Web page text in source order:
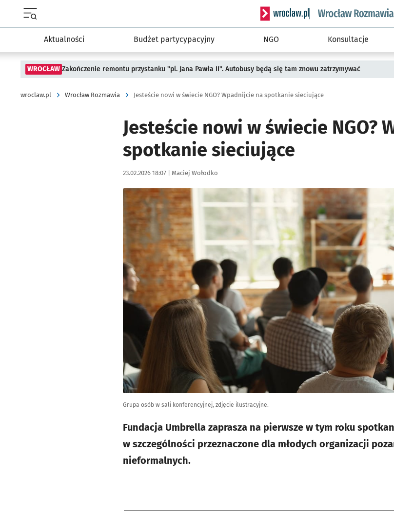
Serwis informacyjny wroclaw.pl
Aktualności Budżet partycypacyjny NGO Konsultacje
WROCŁAW Zakończenie remontu przystanku "pl. Jana Pawła II". Autobusy będą się tam znowu zatrzymywać
wroclaw.pl Wrocław Rozmawia Jesteście nowi w świecie NGO? Wpadnijcie na spotkanie sieciujące
Jesteście nowi w świecie NGO?
spotkanie sieciujące
Data publikacji:
23.02.2026 18:07 | Autor:
Maciej Wołodko
Kliknij, aby powiększyć
Grupa osób w sali konferencyjnej, zdjęcie ilustracyjne.
Fundacja Umbrella zaprasza na pierwsze w tym roku
w szczególności przeznaczone dla młodych organizacji
nieformalnych.